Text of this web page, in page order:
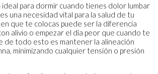
ideal para dormir cuando tienes dolor lumbar
una necesidad vital para la salud de tu
en que te colocas puede ser la diferencia
alivio o empezar el día peor que cuando te
de todo esto es mantener la alineación
minimizando cualquier tensión o presión